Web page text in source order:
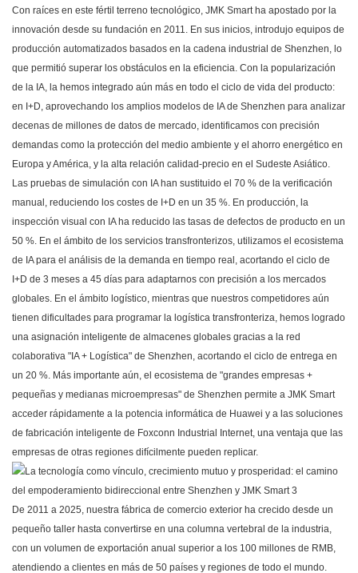
Con raíces en este fértil terreno tecnológico, JMK Smartha apostado por la
innovación desde su fundación en 2011. En sus inicios, introdujo equipos de
producción automatizados basados ​​en la cadena industrial de Shenzhen, lo
que permitió superar los obstáculos en la eficiencia. Con la popularización
de la IA, la hemos integrado aún más en todo el ciclo de vida del producto:
en I+D, aprovechando los amplios modelos de IA de Shenzhen para analizar
decenas de millones de datos de mercado, identificamos con precisión
demandas como la protección del medio ambiente y el ahorro energético en
Europa y América, y la alta relación calidad-precio en el Sudeste Asiático.
Las pruebas de simulación con IA han sustituido el 70 % de la verificación
manual, reduciendo los costes de I+D en un 35 %. En producción, la
inspección visual con IA ha reducido las tasas de defectos de producto en un
50 %. En el ámbito de los servicios transfronterizos, utilizamos el ecosistema
de IA para el análisis de la demanda en tiempo real, acortando el ciclo de
I+D de 3 meses a 45 días para adaptarnos con precisión a los mercados
globales. En el ámbito logístico, mientras que nuestros competidores aún
tienen dificultades para programar la logística transfronteriza, hemos logrado
una asignación inteligente de almacenes globales gracias a la red
colaborativa "IA + Logística" de Shenzhen, acortando el ciclo de entrega en
un 20 %. Más importante aún, el ecosistema de "grandes empresas +
pequeñas y medianas microempresas" de Shenzhen permite a JMK Smart
acceder rápidamente a la potencia informática de Huawei y a las soluciones
de fabricación inteligente de Foxconn Industrial Internet, una ventaja que las
empresas de otras regiones difícilmente pueden replicar.
De 2011 a 2025, nuestra fábrica de comercio exterior ha crecido desde un
pequeño taller hasta convertirse en una columna vertebral de la industria,
con un volumen de exportación anual superior a los 100 millones de RMB,
atendiendo a clientes en más de 50 países y regiones de todo el mundo.